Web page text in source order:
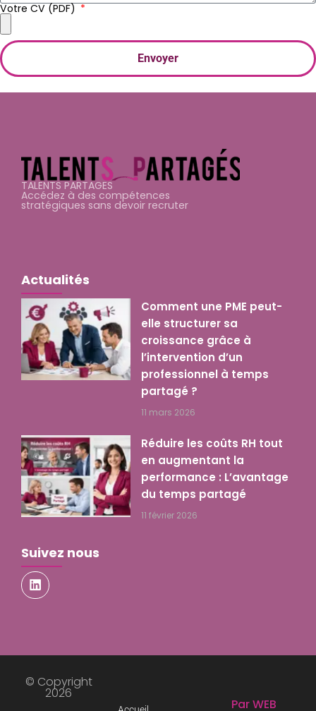
Votre CV (PDF)
Envoyer
TALENTS PARTAGES
Accédez à des compétences
stratégiques sans devoir recruter
Actualités
Comment une PME peut-
elle structurer sa
croissance grâce à
l’intervention d’un
professionnel à temps
partagé ?
11 mars 2026
Réduire les coûts RH tout
en augmentant la
performance : L’avantage
du temps partagé
11 février 2026
Suivez nous
© Copyright
2026
Par WEB